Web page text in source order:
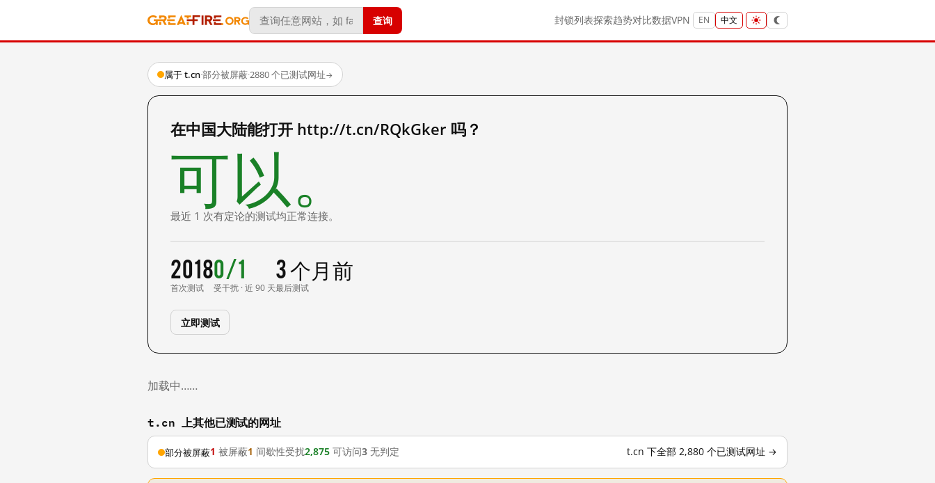
查询 封锁列表探索趋势对比数据VPN EN 中文
属于 t.cn·部分被屏蔽·2880 个已测试网址→
在中国大陆能打开 http://t.cn/RQkGker 吗？
可以。
最近 1 次有定论的测试均正常连接。
2018
首次测试
0/1
受干扰 · 近 90 天
3 个月前
最后测试
立即测试
加载中……
t.cn 上其他已测试的网址
部分被屏蔽1 被屏蔽1 间歇性受扰2,875 可访问3 无判定 t.cn 下全部 2,880 个已测试网址 →